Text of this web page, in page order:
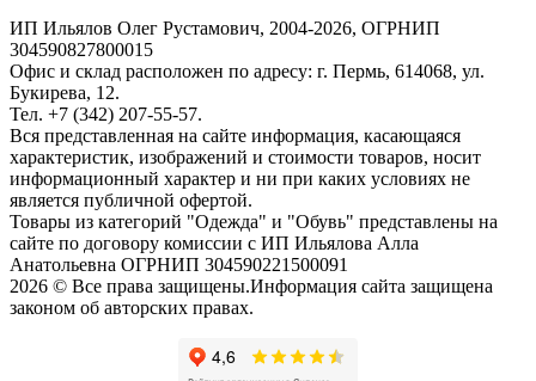
ИП Ильялов Олег Рустамович, 2004-2026, ОГРНИП
304590827800015
Офис и склад расположен по адресу: г. Пермь, 614068, ул.
Букирева, 12.
Тел. +7 (342) 207-55-57.
Вся представленная на сайте информация, касающаяся
характеристик, изображений и стоимости товаров, носит
информационный характер и ни при каких условиях не
является публичной офертой.
Товары из категорий "Одежда" и "Обувь" представлены на
сайте по договору комиссии с ИП Ильялова Алла
Анатольевна ОГРНИП 304590221500091
2026 © Все права защищены.Информация сайта защищена
законом об авторских правах.